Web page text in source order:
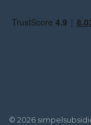
© 2026